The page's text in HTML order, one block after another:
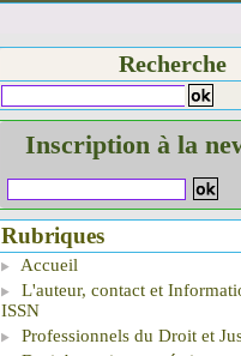
Recherche
Inscription à la
Rubriques
Accueil
L'auteur, contact et
ISSN
Professionnels du Droit et